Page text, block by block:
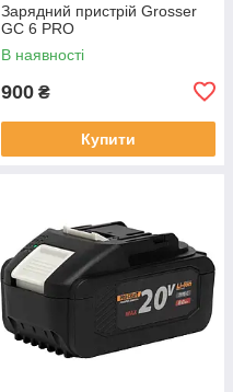
Зарядний пристрій Grosser
GC 6 PRO
В наявності
900 ₴
Купити